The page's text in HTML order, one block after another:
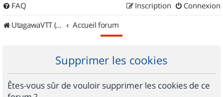
FAQ Connexion
Inscription
UtagawaVTT (Randos VTT et VTTAE avec traces GPS)
Accueil forum
Supprimer les cookies
Êtes-vous sûr de vouloir supprimer les cookies de ce